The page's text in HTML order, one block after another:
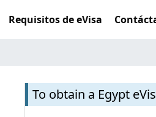
Requisitos de eVisa
To obtain a Egypt